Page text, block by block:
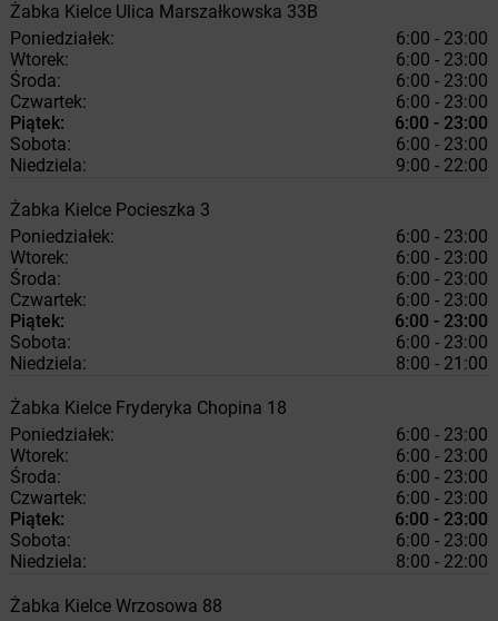
Żabka Kielce Ulica Marszałkowska 33B
Poniedziałek:
6:00 - 23:00
Wtorek:
6:00 - 23:00
Środa:
6:00 - 23:00
Czwartek:
6:00 - 23:00
Piątek:
6:00 - 23:00
Sobota:
6:00 - 23:00
Niedziela:
9:00 - 22:00
Żabka Kielce Pocieszka 3
Poniedziałek:
6:00 - 23:00
Wtorek:
6:00 - 23:00
Środa:
6:00 - 23:00
Czwartek:
6:00 - 23:00
Piątek:
6:00 - 23:00
Sobota:
6:00 - 23:00
Niedziela:
8:00 - 21:00
Żabka Kielce Fryderyka Chopina 18
Poniedziałek:
6:00 - 23:00
Wtorek:
6:00 - 23:00
Środa:
6:00 - 23:00
Czwartek:
6:00 - 23:00
Piątek:
6:00 - 23:00
Sobota:
6:00 - 23:00
Niedziela:
8:00 - 22:00
Żabka Kielce Wrzosowa 88